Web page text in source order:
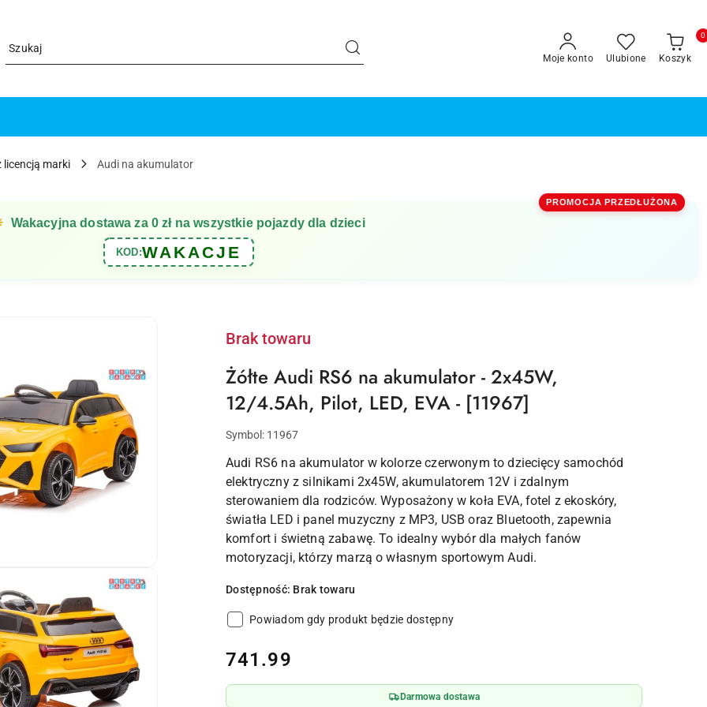
Moje konto Ulubione Koszyk
0
licencją marki Audi na akumulator
PROMOCJA PRZEDŁUŻONA
Wakacyjna dostawa za 0 zł na wszystkie pojazdy dla dzieci
KOD:WAKACJE
Brak towaru
Żółte Audi RS6 na akumulator - 2x45W,
12/4.5Ah, Pilot, LED, EVA - [11967]
Symbol: 11967
Audi RS6 na akumulator w kolorze czerwonym to dziecięcy samochód
elektryczny z silnikami 2x45W, akumulatorem 12V i zdalnym
sterowaniem dla rodziców. Wyposażony w koła EVA, fotel z ekoskóry,
światła LED i panel muzyczny z MP3, USB oraz Bluetooth, zapewnia
komfort i świetną zabawę. To idealny wybór dla małych fanów
motoryzacji, którzy marzą o własnym sportowym Audi.
Dostępność: Brak towaru
Powiadom gdy produkt będzie dostępny
cena:
741.99
Darmowa dostawa